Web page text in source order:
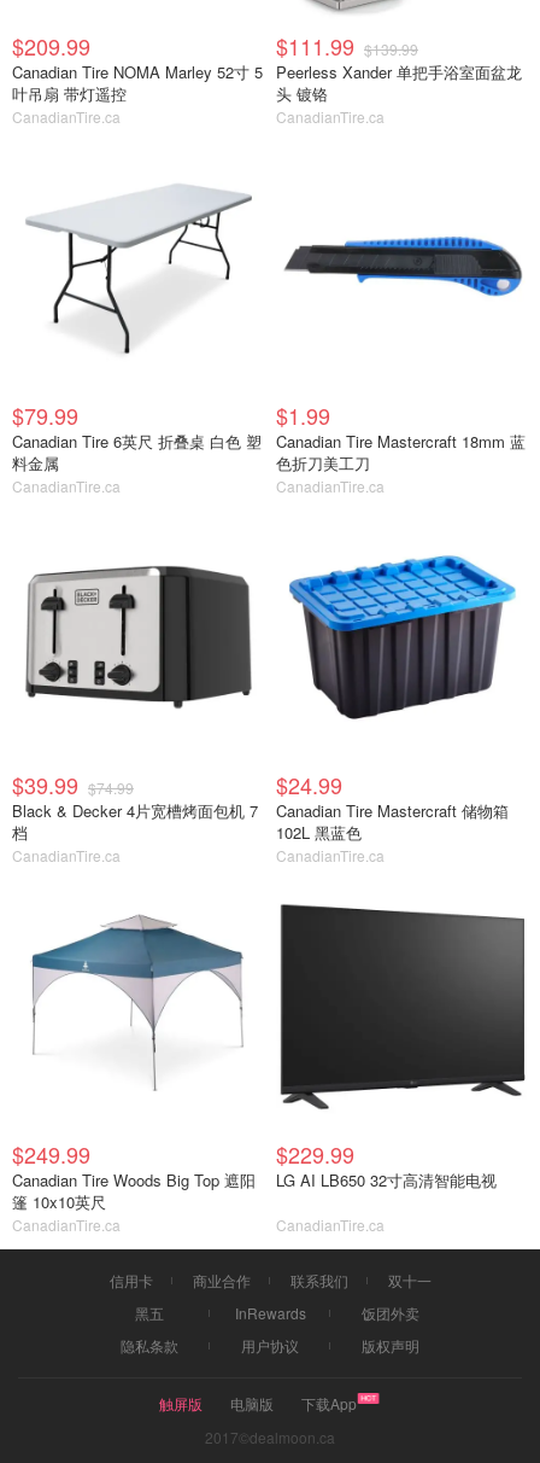
$209.99
Canadian Tire NOMA Marley 52寸 5
叶吊扇 带灯遥控
CanadianTire.ca
$111.99 $139.99
Peerless Xander 单把手浴室面盆龙
头 镀铬
CanadianTire.ca
$79.99
Canadian Tire 6英尺 折叠桌 白色 塑
料金属
CanadianTire.ca
$1.99
Canadian Tire Mastercraft 18mm 蓝
色折刀美工刀
CanadianTire.ca
$39.99 $74.99
Black & Decker 4片宽槽烤面包机 7
档
CanadianTire.ca
$24.99
Canadian Tire Mastercraft 储物箱
102L 黑蓝色
CanadianTire.ca
$249.99
Canadian Tire Woods Big Top 遮阳
篷 10x10英尺
CanadianTire.ca
$229.99
LG AI LB650 32寸高清智能电视
CanadianTire.ca
信用卡 商业合作 联系我们
双十一
黑五
InRewards
饭团外卖
隐私条款
用户协议 版权声明
触屏版 电脑版
下载App
2017©dealmoon.ca